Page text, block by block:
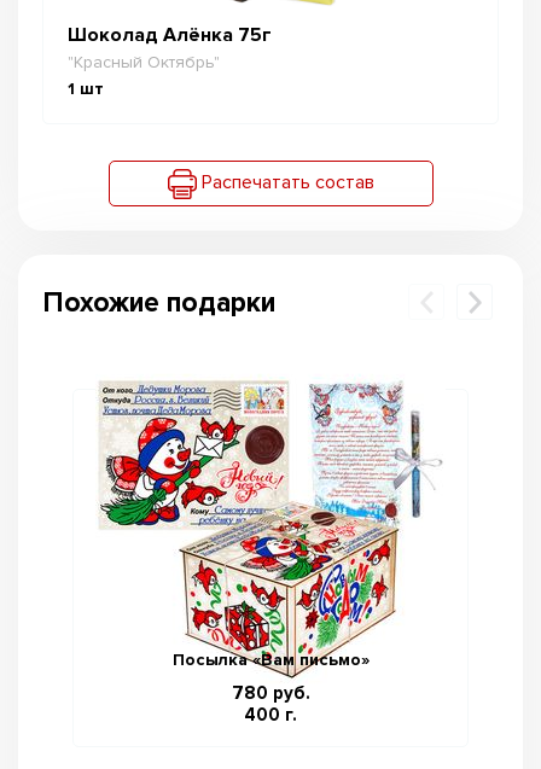
Шоколад Алёнка 75г
"Красный Октябрь"
1 шт
Распечатать состав
Похожие подарки
Посылка «Вам письмо»
780 руб.
400 г.